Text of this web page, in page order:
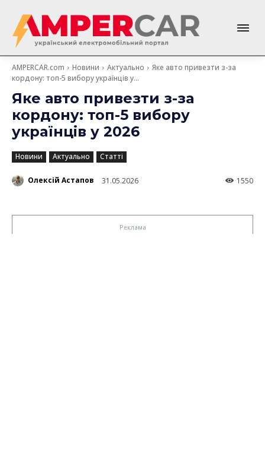
AMPERCAR.com Новини Актуально
Яке авто привезти з-за
кордону: топ-5 вибору українців у...
Яке авто привезти з-за
кордону: топ-5 вибору
українців у 2026
Новини Актуально Статті
Олексій Астапов 31.05.2026 1550